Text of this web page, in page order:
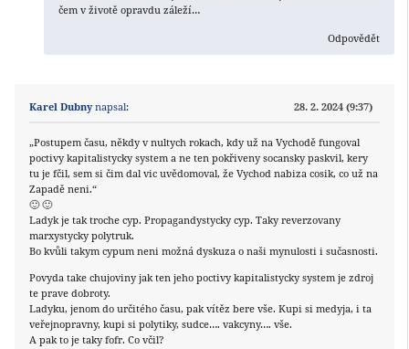
čem v životě opravdu záleží…
Odpovědět
Karel Dubny napsal: 28. 2. 2024 (9:37)
„Postupem času, někdy v nultych rokach, kdy už na Vychodě fungoval
poctivy kapitalistycky system a ne ten pokřiveny socansky paskvil, kery
tu je fčil, sem si čim dal vic uvědomoval, že Vychod nabiza cosik, co už na
Zapadě neni.“
🙂 🙂
Ladyk je tak troche cyp. Propagandystycky cyp. Taky reverzovany
marxystycky polytruk.
Bo kvůli takym cypum neni možná dyskuza o naši mynulosti i sučasnosti.
Povyda take chujoviny jak ten jeho poctivy kapitalistycky system je zdroj
te prave dobroty.
Ladyku, jenom do určitého času, pak vítěz bere vše. Kupi si medyja, i ta
veřejnopravny, kupi si polytiky, sudce…. vakcyny…. vše.
A pak to je taky fofr. Co včil?